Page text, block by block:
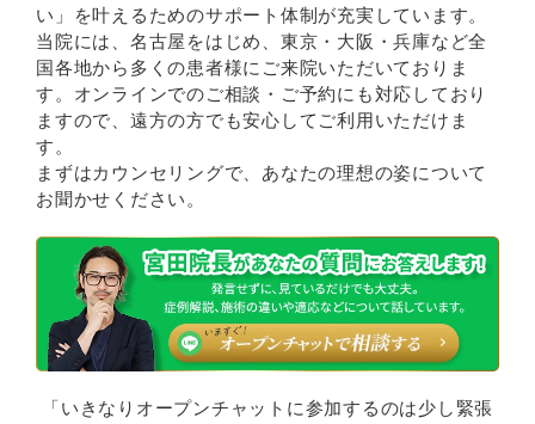
い」を叶えるためのサポート体制が充実しています。
当院には、名古屋をはじめ、東京・大阪・兵庫など全
国各地から多くの患者様にご来院いただいておりま
す。オンラインでのご相談・ご予約にも対応しており
ますので、遠方の方でも安心してご利用いただけま
す。
まずはカウンセリングで、あなたの理想の姿について
お聞かせください。
「いきなりオープンチャットに参加するのは少し緊張